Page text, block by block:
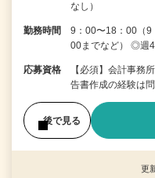
なし）
勤務時間
9：00〜18：00（9
00までなど） ◎週
応募資格
【必須】会計事
告書作成の経験は
後で見る
更